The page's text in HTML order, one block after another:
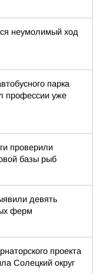
неумолимый ход
парка
профессии уже
проверили
базы рыб
девять
ферм
проекта
Солецкий округ